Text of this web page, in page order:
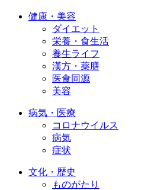
健康・美容
ダイエット
栄養・食生活
養生ライフ
漢方・薬膳
医食同源
美容
病気・医療
コロナウイルス
病気
症状
文化・歴史
ものがたり